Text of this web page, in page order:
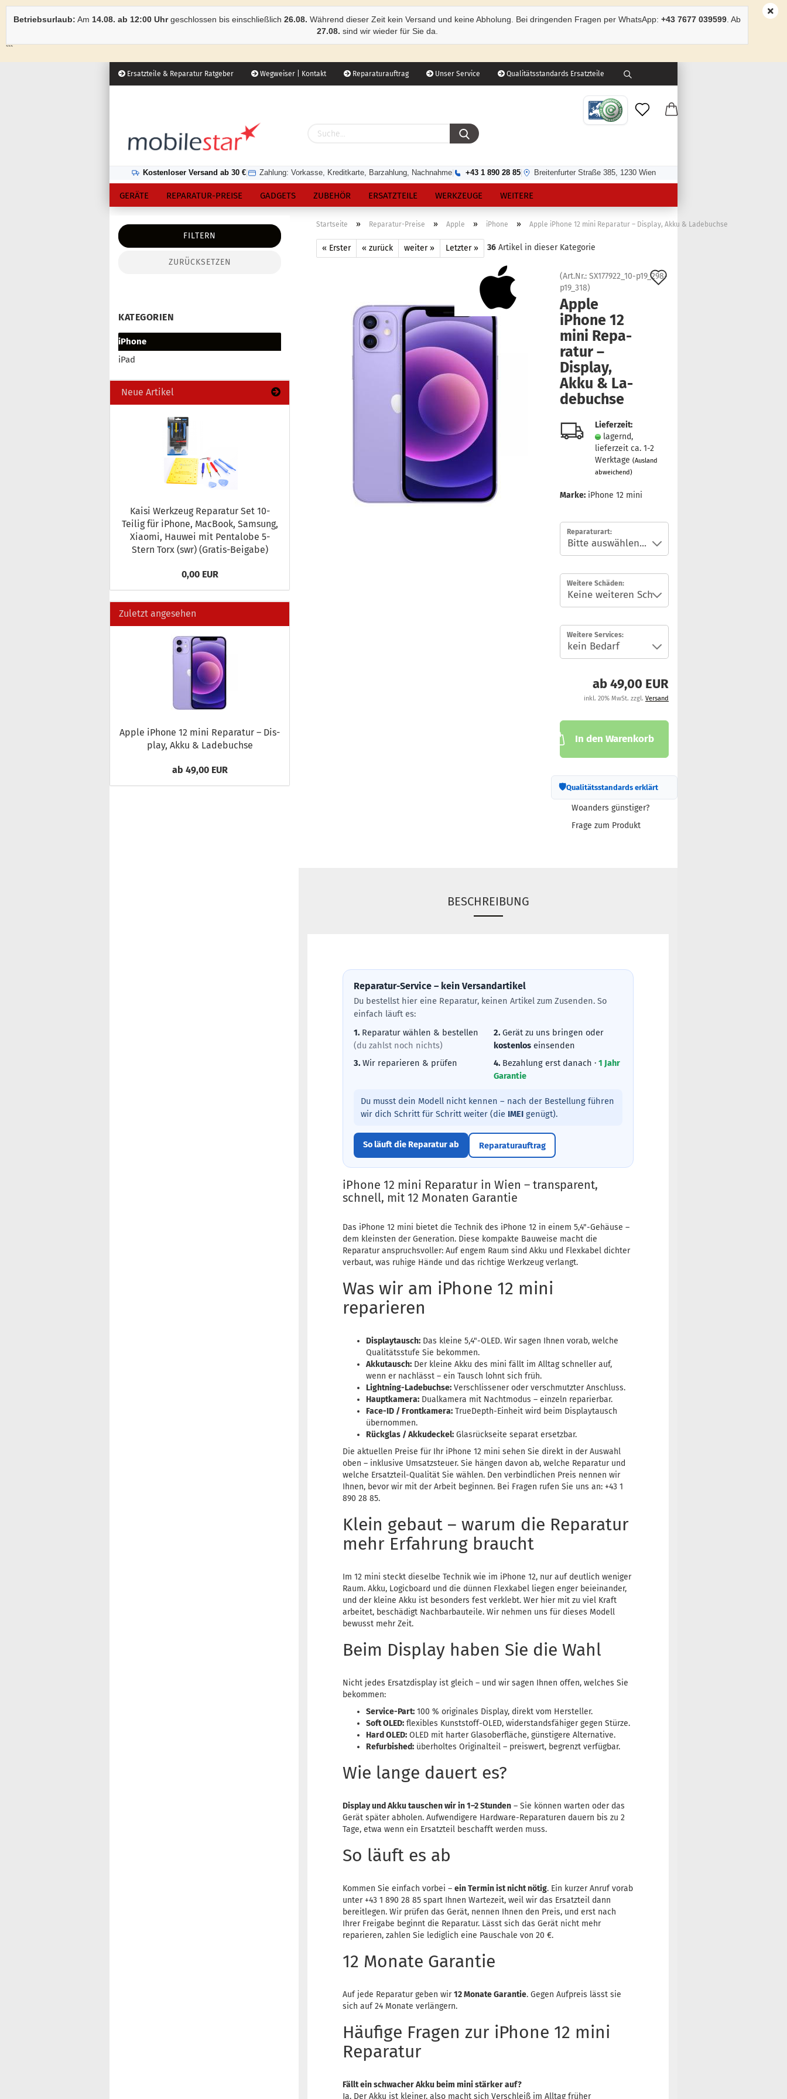
Ersatzteile & Reparatur Ratgeber Wegweiser | Kontakt Reparaturauftrag Unser Service Qualitätsstandards Ersatzteile
Kostenloser Versand ab 30 € Zahlung: Vorkasse, Kreditkarte, Barzahlung, Nachnahme +43 1 890 28 85 Breitenfurter Straße 385, 1230 Wien
Betriebsurlaub: Am 14.08. ab 12:00 Uhrgeschlossen bis einschließlich 26.08. Während dieser Zeit kein Versand und keine Abholung. Bei dringenden Fragen per WhatsApp: +43 7677 039599 . Ab
27.08. sind wir wieder für Sie da.
```
GERÄTE REPARATUR-PREISE GADGETS ZUBEHÖR ERSATZTEILE WERKZEUGE WEITERE
Startseite » Reparatur-Preise » Apple » iPhone » Apple iPhone 12 mini Reparatur – Display, Akku & Ladebuchse
« Erster « zurück weiter » Letzter » 36 Artikel in dieser Kategorie
(Art.Nr.:SX177922_10-p19_298-
p19_318)
Apple
iPho­ne 12
mini Re­pa­
ra­tur –
Dis­play,
Akku & La­
de­buch­se
Lieferzeit:
lagernd,
lieferzeit ca. 1-2
Werktage(Ausland
abweichend)
Marke: iPhone 12 mini
Reparaturart:
Weitere Schäden:
Weitere Services:
ab 49,00 EUR
inkl. 20% MwSt. zzgl. Versand
In den Warenkorb
🛡Qualitätsstandards erklärt
Woanders günstiger?
Frage zum Produkt
BESCHREIBUNG
Reparatur-Service – kein Versandartikel
Du bestellst hier eine Reparatur, keinen Artikel zum Zusenden. So
einfach läuft es:
1. Reparatur wählen & bestellen
(du zahlst noch nichts)
2.Gerät zu uns bringen oder
kostenloseinsenden
3. Wir reparieren & prüfen 4.Bezahlung erst danach · 1 Jahr
Garantie
Du musst dein Modell nicht kennen – nach der Bestellung führen
wir dich Schritt für Schritt weiter (die IMEI genügt).
So läuft die Reparatur ab Reparaturauftrag
iPhone 12 mini Reparatur in Wien – transparent,
schnell, mit 12 Monaten Garantie
Das iPhone 12 mini bietet die Technik des iPhone 12 in einem 5,4"-Gehäuse –
dem kleinsten der Generation. Diese kompakte Bauweise macht die
Reparatur anspruchsvoller: Auf engem Raum sind Akku und Flexkabel dichter
verbaut, was ruhige Hände und das richtige Werkzeug verlangt.
Was wir am iPhone 12 mini
reparieren
Displaytausch: Das kleine 5,4"-OLED. Wir sagen Ihnen vorab, welche
Qualitätsstufe Sie bekommen.
Akkutausch: Der kleine Akku des mini fällt im Alltag schneller auf,
wenn er nachlässt – ein Tausch lohnt sich früh.
Lightning-Ladebuchse: Verschlissener oder verschmutzter Anschluss.
Hauptkamera: Dualkamera mit Nachtmodus – einzeln reparierbar.
Face-ID / Frontkamera: TrueDepth-Einheit wird beim Displaytausch
übernommen.
Rückglas / Akkudeckel: Glasrückseite separat ersetzbar.
Die aktuellen Preise für Ihr iPhone 12 mini sehen Sie direkt in der Auswahl
oben – inklusive Umsatzsteuer. Sie hängen davon ab, welche Reparatur und
welche Ersatzteil-Qualität Sie wählen. Den verbindlichen Preis nennen wir
Ihnen, bevor wir mit der Arbeit beginnen. Bei Fragen rufen Sie uns an: +43 1
890 28 85.
Klein gebaut – warum die Reparatur
mehr Erfahrung braucht
Im 12 mini steckt dieselbe Technik wie im iPhone 12, nur auf deutlich weniger
Raum. Akku, Logicboard und die dünnen Flexkabel liegen enger beieinander,
und der kleine Akku ist besonders fest verklebt. Wer hier mit zu viel Kraft
arbeitet, beschädigt Nachbarbauteile. Wir nehmen uns für dieses Modell
bewusst mehr Zeit.
Beim Display haben Sie die Wahl
Nicht jedes Ersatzdisplay ist gleich – und wir sagen Ihnen offen, welches Sie
bekommen:
Service-Part: 100 % originales Display, direkt vom Hersteller.
Soft OLED: flexibles Kunststoff-OLED, widerstandsfähiger gegen Stürze.
Hard OLED: OLED mit harter Glasoberfläche, günstigere Alternative.
Refurbished: überholtes Originalteil – preiswert, begrenzt verfügbar.
Wie lange dauert es?
Display und Akku tauschen wir in 1–2 Stunden – Sie können warten oder das
Gerät später abholen. Aufwendigere Hardware-Reparaturen dauern bis zu 2
Tage, etwa wenn ein Ersatzteil beschafft werden muss.
So läuft es ab
Kommen Sie einfach vorbei –ein Termin ist nicht nötig. Ein kurzer Anruf vorab
unter +43 1 890 28 85 spart Ihnen Wartezeit, weil wir das Ersatzteil dann
bereitlegen. Wir prüfen das Gerät, nennen Ihnen den Preis, und erst nach
Ihrer Freigabe beginnt die Reparatur. Lässt sich das Gerät nicht mehr
reparieren, zahlen Sie lediglich eine Pauschale von 20 €.
12 Monate Garantie
Auf jede Reparatur geben wir12 Monate Garantie. Gegen Aufpreis lässt sie
sich auf 24 Monate verlängern.
Häufige Fragen zur iPhone 12 mini
Reparatur
Fällt ein schwacher Akku beim mini stärker auf?
Ja. Der Akku ist kleiner, also macht sich Verschleiß im Alltag früher
FILTERN
ZURÜCKSETZEN
KATEGORIEN
iPhone
iPad
Neue Artikel
Kaisi Werk­zeug Re­pa­ra­tur Set 10-​
Teilig für iPho­ne, MacBook, Sam­sung,
Xiao­mi, Hau­wei mit Pen­talo­be 5-​
Stern Torx (swr) (Gratis-​Beigabe)
0,00 EUR
Zuletzt angesehen
Apple iPho­ne 12 mini Re­pa­ra­tur – Dis­
play, Akku & La­de­buch­se
ab 49,00 EUR